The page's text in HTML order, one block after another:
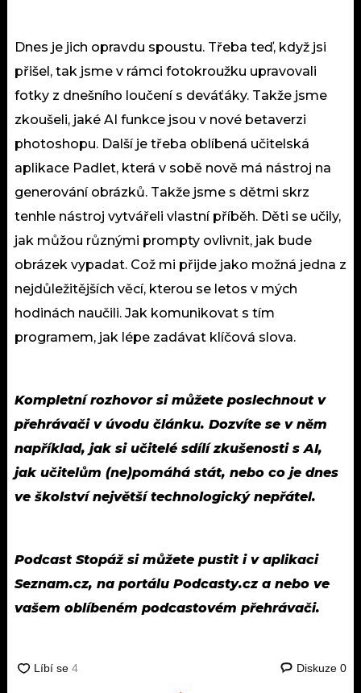
Dnes je jich opravdu spoustu. Třeba teď, když jsi
přišel, tak jsme v rámci fotokroužku upravovali
fotky z dnešního loučení s deváťáky. Takže jsme
zkoušeli, jaké AI funkce jsou v nové betaverzi
photoshopu. Další je třeba oblíbená učitelská
aplikace Padlet, která v sobě nově má nástroj na
generování obrázků. Takže jsme s dětmi skrz
tenhle nástroj vytvářeli vlastní příběh. Děti se učily,
jak můžou různými prompty ovlivnit, jak bude
obrázek vypadat. Což mi přijde jako možná jedna z
nejdůležitějších věcí, kterou se letos v mých
hodinách naučili. Jak komunikovat s tím
programem, jak lépe zadávat klíčová slova.
Kompletní rozhovor si můžete poslechnout v
přehrávači v úvodu článku. Dozvíte se v něm
například, jak si učitelé sdílí zkušenosti s AI,
jak učitelům (ne)pomáhá stát, nebo co je dnes
ve školství největší technologický nepřátel.
Podcast Stopáž si můžete pustit i v aplikaci
Seznam.cz, na portálu Podcasty.cz a nebo ve
vašem oblíbeném podcastovém přehrávači.
Diskuze 0